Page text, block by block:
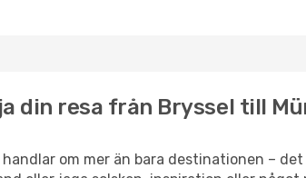
din resa från Bryssel till
handlar om mer än bara destinationen –